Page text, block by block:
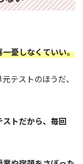
憂しなくていい。
テストのほうだ、
トだから、毎回